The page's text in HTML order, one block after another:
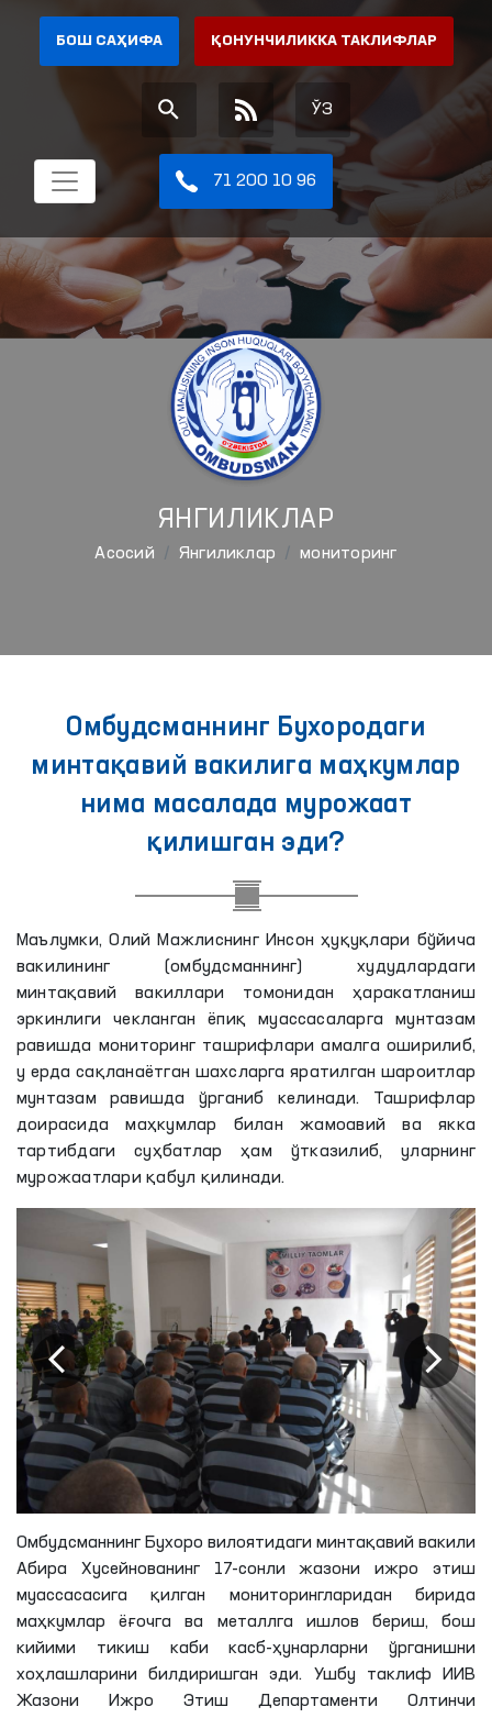
БОШ САҲИФА ҚОНУНЧИЛИККА ТАКЛИФЛАР
ЎЗ
71 200 10 96
ЯНГИЛИКЛАР
Aсосий Янгиликлар мониторинг
Омбудсманнинг Бухородаги
минтақавий вакилига маҳкумлар
нима масалада мурожаат
қилишган эди?
Маълумки, Олий Мажлиснинг Инсон ҳуқуқлари бўйича
вакилининг (омбудсманнинг) худудлардаги
минтақавий вакиллари томонидан ҳаракатланиш
эркинлиги чекланган ёпиқ муассасаларга мунтазам
равишда мониторинг ташрифлари амалга оширилиб,
у ерда сақланаётган шахсларга яратилган шароитлар
мунтазам равишда ўрганиб келинади. Ташрифлар
доирасида маҳкумлар билан жамоавий ва якка
тартибдаги суҳбатлар ҳам ўтказилиб, уларнинг
мурожаатлари қабул қилинади.
Омбудсманнинг Бухоро вилоятидаги минтақавий вакили
Абира Хусейнованинг17-сонли жазони ижро этиш
муассасасига қилган мониторингларидан бирида
маҳкумлар ёғочга ва металлга ишлов бериш, бош
кийими тикиш каби касб-ҳунарларни ўрганишни
хоҳлашларини билдиришган эди. Ушбу таклиф ИИВ
Жазони Ижро Этиш Департаменти Олтинчи